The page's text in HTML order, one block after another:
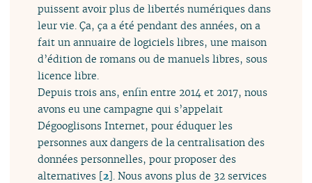
puissent avoir plus de libertés numériques dans
leur vie. Ça, ça a été pendant des années, on a
fait un annuaire de logiciels libres, une maison
d’édition de romans ou de manuels libres, sous
licence libre.
Depuis trois ans, enfin entre 2014 et 2017, nous
avons eu une campagne qui s’appelait
Dégooglisons Internet, pour éduquer les
personnes aux dangers de la centralisation des
données personnelles, pour proposer des
alternatives [2]. Nous avons plus de 32 services